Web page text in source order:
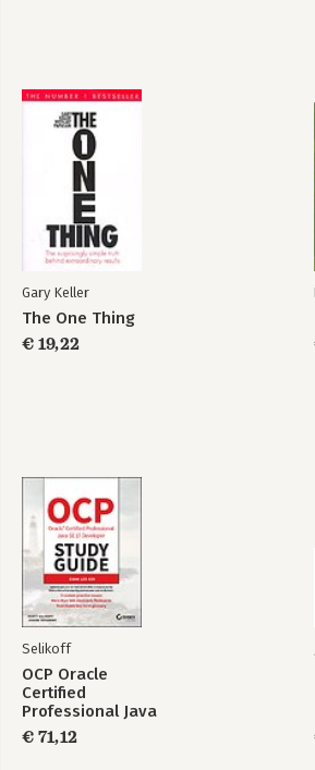
Gary Keller
The One Thing
€ 19,22
Selikoff
OCP Oracle
Certified
Professional Java
SE 17 Developer
Study Guide
€ 71,12